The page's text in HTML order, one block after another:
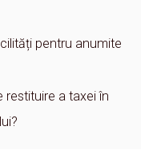
pentru anumite
restituire a taxei în